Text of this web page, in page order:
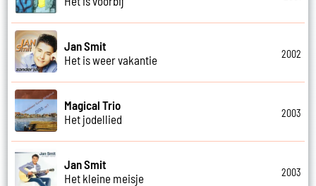
Jan Smit
Het is weer vakantie
2002
Magical Trio
Het jodellied
2003
Jan Smit
Het kleine meisje
2003